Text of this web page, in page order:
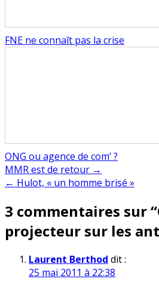
FNE ne connaît pas la crise
ONG ou agence de com’ ?
Navigation
de
l’article
MMR est de retour →
← Hulot, « un homme brisé »
3 commentaires sur “
projecteur sur les
Laurent Berthod dit :
25 mai 2011 à 22:38